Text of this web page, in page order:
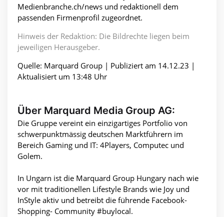
Medienbranche.ch/news und redaktionell dem
passenden Firmenprofil zugeordnet.
Hinweis der Redaktion: Die Bildrechte liegen beim
jeweiligen Herausgeber.
Quelle: Marquard Group | Publiziert am 14.12.23 |
Aktualisiert um 13:48 Uhr
Über Marquard Media Group AG:
Die Gruppe vereint ein einzigartiges Portfolio von
schwerpunktmässig deutschen Marktführern im
Bereich Gaming und IT: 4Players, Computec und
Golem.
In Ungarn ist die Marquard Group Hungary nach wie
vor mit traditionellen Lifestyle Brands wie Joy und
InStyle aktiv und betreibt die führende Facebook-
Shopping- Community #buylocal.